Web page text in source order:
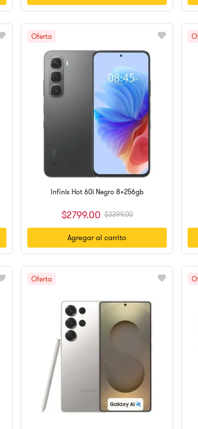
Infinix Hot 60i Negro 8+256gb
$2799.00 $3399.00
Agregar al carrito